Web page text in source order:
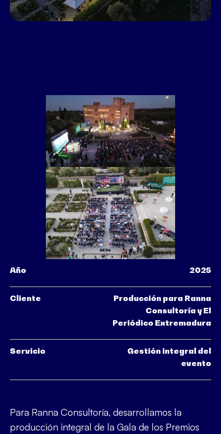
Año 2025
Cliente
Producción para Ranna
Consultoría y El
Periódico Extremadura
Servicio
Gestión integral del
evento
Para Ranna Consultoría, desarrollamos la
producción integral de la Gala de los Premios